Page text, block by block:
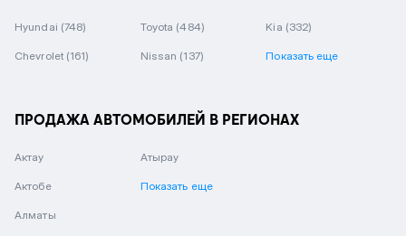
Hyundai (748) Toyota (484) Kia (332)
Chevrolet (161) Nissan (137) Показать еще
ПРОДАЖА АВТОМОБИЛЕЙ В РЕГИОНАХ
Актау
Актобе
Алматы
Атырау
Показать еще